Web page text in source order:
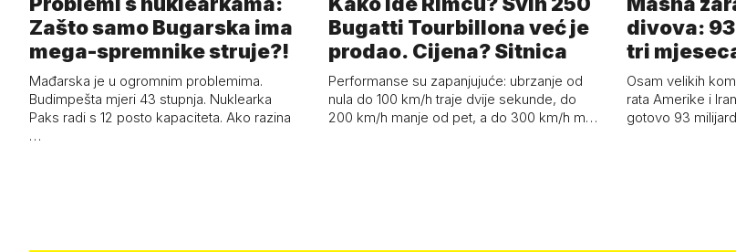
Zašto samo Bugarska ima
mega-spremnike struje?!
Mađarska je u ogromnim problemima.
Budimpešta mjeri 43 stupnja. Nuklearka
Paks radi s 12 posto kapaciteta. Ako razina
…
Bugatti Tourbillona već je
prodao. Cijena? Sitnica
Performanse su zapanjujuće: ubrzanje od
nula do 100 km/h traje dvije sekunde, do
200 km/h manje od pet, a do 300 km/h m…
divova:
tri
Osam velikih
rata Amerike i
gotovo 93